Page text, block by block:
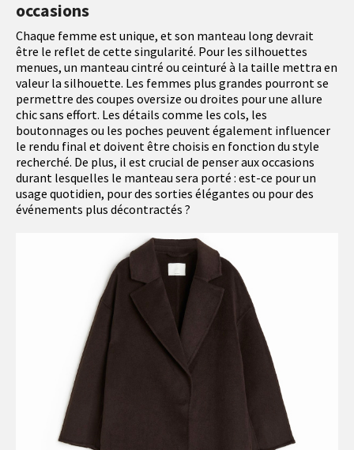
occasions
Chaque femme est unique, et son manteau long devrait
être le reflet de cette singularité. Pour les silhouettes
menues, un manteau cintré ou ceinturé à la taille mettra en
valeur la silhouette. Les femmes plus grandes pourront se
permettre des coupes oversize ou droites pour une allure
chic sans effort. Les détails comme les cols, les
boutonnages ou les poches peuvent également influencer
le rendu final et doivent être choisis en fonction du style
recherché. De plus, il est crucial de penser aux occasions
durant lesquelles le manteau sera porté : est-ce pour un
usage quotidien, pour des sorties élégantes ou pour des
événements plus décontractés ?